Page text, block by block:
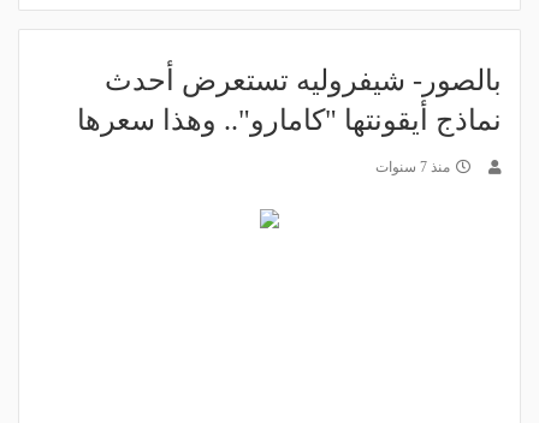
بالصور- شيفروليه تستعرض أحدث
نماذج أيقونتها "كامارو".. وهذا سعرها
منذ 7 سنوات